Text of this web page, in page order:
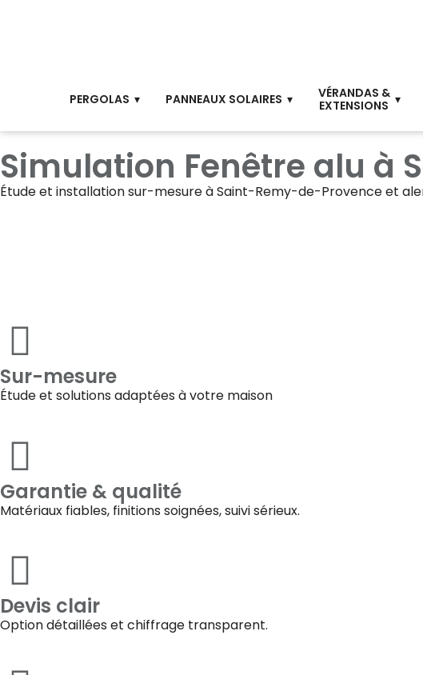
PERGOLAS PANNEAUX SOLAIRES
VÉRANDAS &
EXTENSIONS
Simulation Fenêtre alu à
Étude et installation sur-mesure àSaint-Remy-de-Provenceet
Sur-mesure
Étude et solutions adaptées à votre maison
Garantie & qualité
Matériaux fiables, finitions soignées, suivi sérieux.
Devis clair
Option détaillées et chiffrage transparent.